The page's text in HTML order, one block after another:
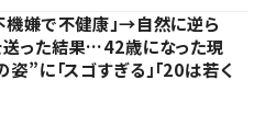
機嫌で不健康」→自然に逆ら
った結果…42歳になった現
”に「スゴすぎる」「20は若く